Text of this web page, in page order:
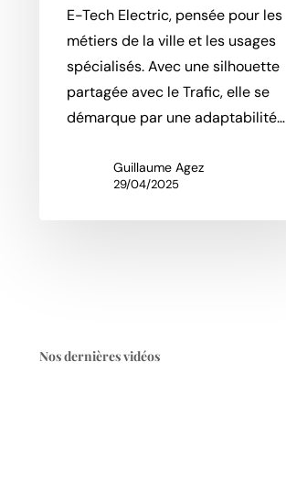
E-Tech Electric, pensée pour les
métiers de la ville et les usages
spécialisés. Avec une silhouette
partagée avec le Trafic, elle se
démarque par une adaptabilité…
Guillaume Agez
29/04/2025
Nos dernières vidéos